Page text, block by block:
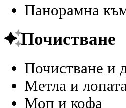
Панорамна
Почистване
Почистване и
Метла и лопата
Моп и кофа